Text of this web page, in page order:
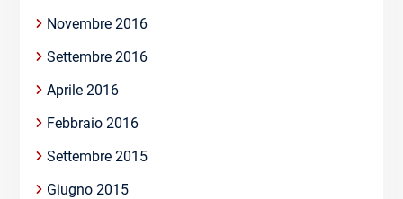
Novembre 2016
Settembre 2016
Aprile 2016
Febbraio 2016
Settembre 2015
Giugno 2015